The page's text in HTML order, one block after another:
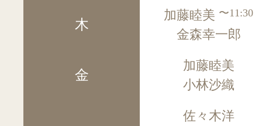
木
加藤睦美 〜11:30
金森幸一郎
金
加藤睦美
小林沙織
佐々木洋